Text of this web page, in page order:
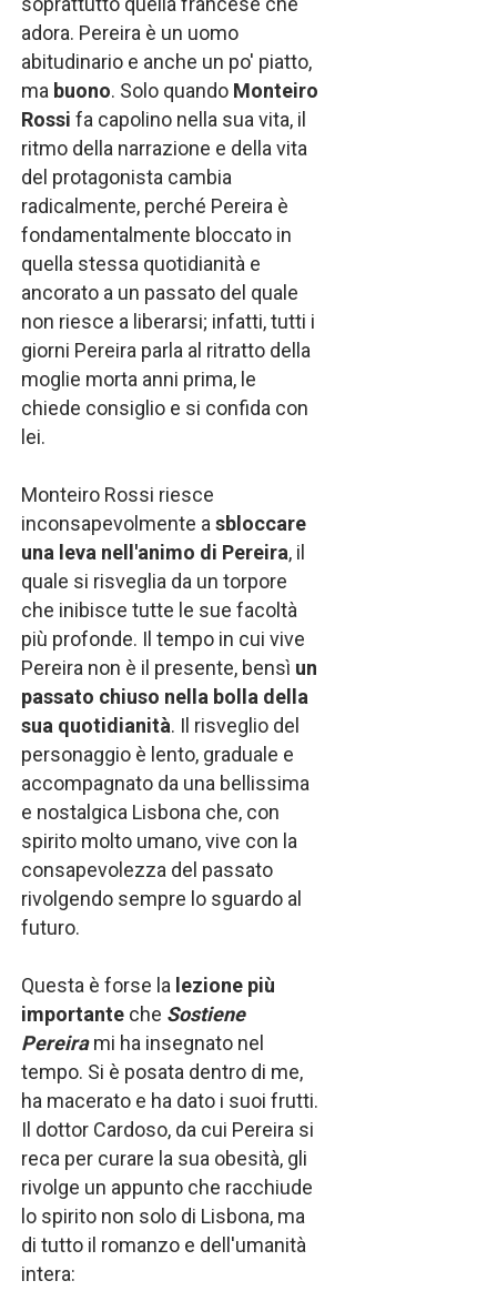
adora. Pereira è un uomo
abitudinario e anche un po' piatto,
ma buono. Solo quando Monteiro
Rossi fa capolino nella sua vita, il
ritmo della narrazione e della vita
del protagonista cambia
radicalmente, perché Pereira è
fondamentalmente bloccato in
quella stessa quotidianità e
ancorato a un passato del quale
non riesce a liberarsi; infatti, tutti i
giorni Pereira parla al ritratto della
moglie morta anni prima, le
chiede consiglio e si confida con
lei.
Monteiro Rossi riesce
inconsapevolmente a sbloccare
una leva nell'animo di Pereira, il
quale si risveglia da un torpore
che inibisce tutte le sue facoltà
più profonde. Il tempo in cui vive
Pereira non è il presente, bensì un
passato chiuso nella bolla della
sua quotidianità. Il risveglio del
personaggio è lento, graduale e
accompagnato da una bellissima
e nostalgica Lisbona che, con
spirito molto umano, vive con la
consapevolezza del passato
rivolgendo sempre lo sguardo al
futuro.
Questa è forse la lezione più
importanteche Sostiene
Pereirami ha insegnato nel
tempo. Si è posata dentro di me,
ha macerato e ha dato i suoi frutti.
Il dottor Cardoso, da cui Pereira si
reca per curare la sua obesità, gli
rivolge un appunto che racchiude
lo spirito non solo di Lisbona, ma
di tutto il romanzo e dell'umanità
intera: